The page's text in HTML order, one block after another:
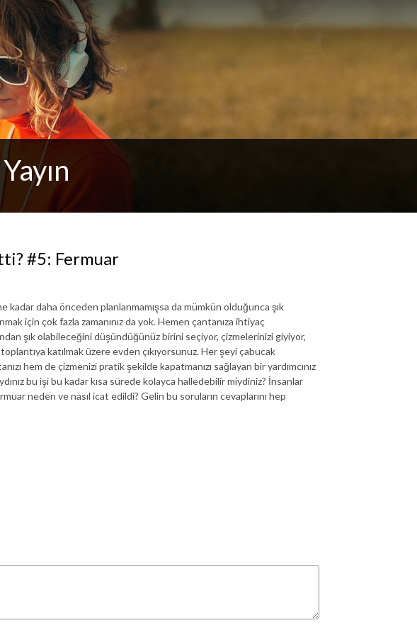
#5: Fermuar
kadar daha önceden planlanmamışsa da mümkün olduğunca şık
için çok fazla zamanınız da yok. Hemen çantanıza ihtiyaç
şık olabileceğini düşündüğünüz birini seçiyor, çizmelerinizi giyiyor,
toplantıya katılmak üzere evden çıkıyorsunuz. Her şeyi çabucak
hem de çizmenizi pratik şekilde kapatmanızı sağlayan bir yardımcınız
bu işi bu kadar kısa sürede kolayca halledebilir miydiniz? İnsanlar
neden ve nasıl icat edildi? Gelin bu soruların cevaplarını hep